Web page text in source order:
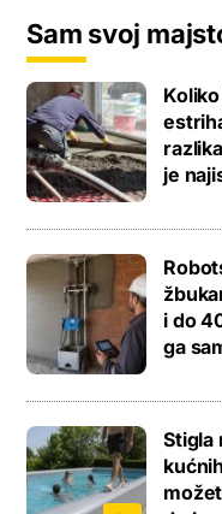
Sam svoj
je
i do
ga
Stigla